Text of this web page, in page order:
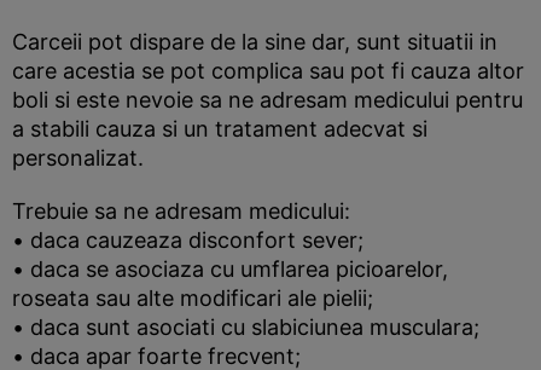
Carceii pot dispare de la sine dar, sunt situatii in
care acestia se pot complica sau pot fi cauza altor
boli si este nevoie sa ne adresam medicului pentru
a stabili cauza si un tratament adecvat si
personalizat.
Trebuie sa ne adresam medicului:
• daca cauzeaza disconfort sever;
• daca se asociaza cu umflarea picioarelor,
roseata sau alte modificari ale pielii;
• daca sunt asociati cu slabiciunea musculara;
• daca apar foarte frecvent;